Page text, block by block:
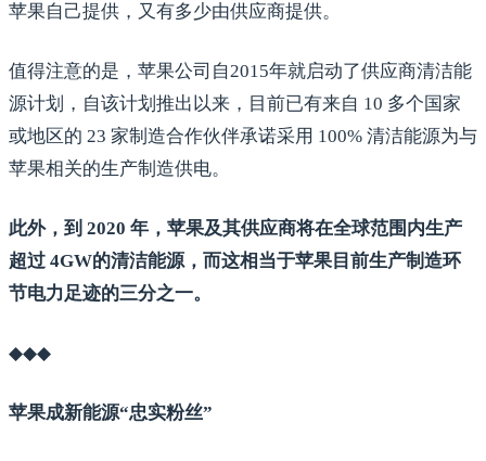
苹果自己提供，又有多少由供应商提供。
值得注意的是，苹果公司自2015年就启动了供应商清洁能
源计划，自该计划推出以来，目前已有来自 10 多个国家
或地区的 23 家制造合作伙伴承诺采用 100% 清洁能源为与
苹果相关的生产制造供电。
此外，到 2020 年，苹果及其供应商将在全球范围内生产
超过 4GW的清洁能源，而这相当于苹果目前生产制造环
节电力足迹的三分之一。
◆◆◆
苹果成新能源“忠实粉丝”